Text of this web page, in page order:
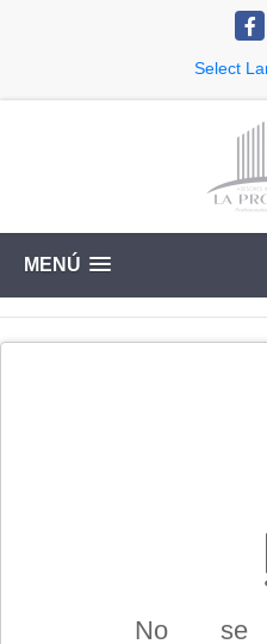
Select
MENÚ
No se